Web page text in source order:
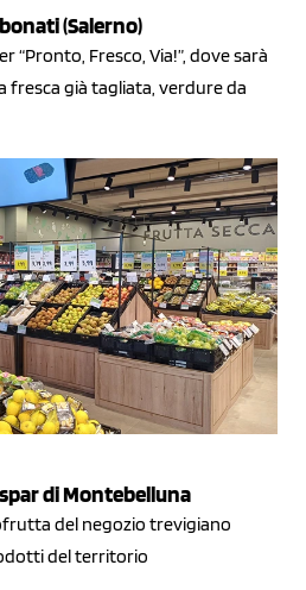
(Salerno)
“Pronto, Fresco, Via!”, dove sarà
già tagliata, verdure da
di Montebelluna
del negozio trevigiano
del territorio